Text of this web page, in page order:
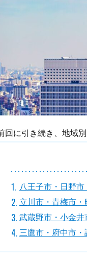
回に引き続き、地域
八王子市・日野市
立川市・青梅市
武蔵野市・小金
三鷹市・府中市